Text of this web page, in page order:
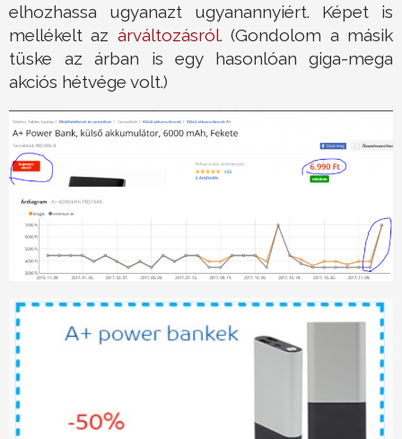
elhozhassa ugyanazt ugyanannyiért. Képet is
mellékelt az árváltozásról. (Gondolom a másik
tüske az árban is egy hasonlóan giga-mega
akciós hétvége volt.)